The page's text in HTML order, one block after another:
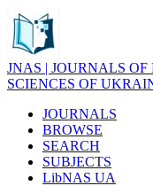
JNAS | JOURNALS
SCIENCES OF
JOURNALS
BROWSE
SEARCH
SUBJECTS
LibNAS UA